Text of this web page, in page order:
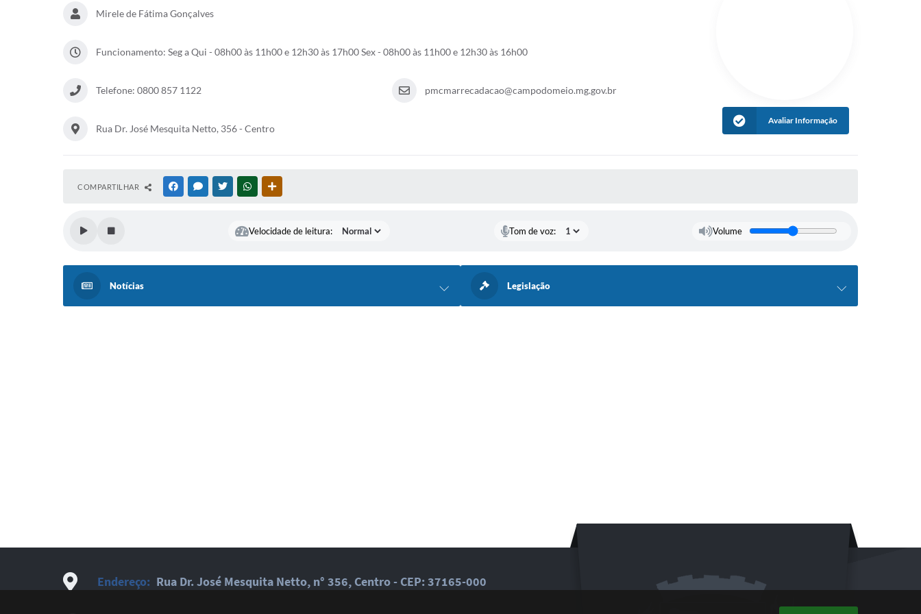
Mirele de Fátima Gonçalves
Funcionamento: Seg a Qui - 08h00 às 11h00 e 12h30 às 17h00 Sex - 08h00 às 11h00 e 12h30 às 16h00
Telefone: 0800 857 1122 pmcmarrecadacao@campodomeio.mg.gov.br
Rua Dr. José Mesquita Netto, 356 - Centro
Avaliar Informação
COMPARTILHAR FACEBOOKMESSENGER
TWITTERWHATSAPP
Velocidade de leitura: Tom de voz: Volume
Notícias Legislação
Endereço: Rua Dr. José Mesquita Netto, n° 356, Centro - CEP: 37165-000